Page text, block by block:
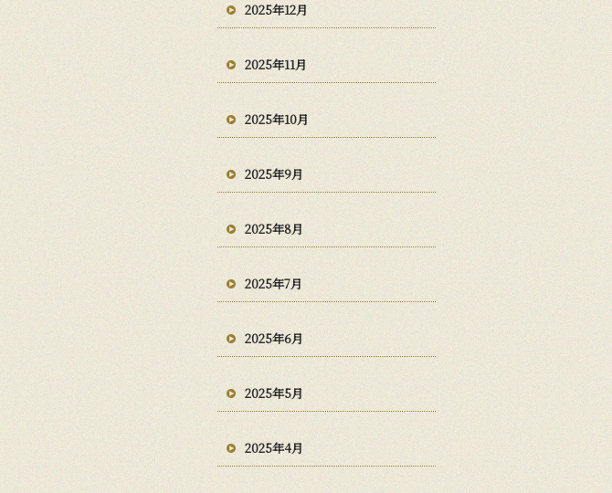
2025年12月
2025年11月
2025年10月
2025年9月
2025年8月
2025年7月
2025年6月
2025年5月
2025年4月